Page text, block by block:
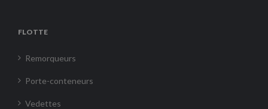
FLOTTE
Remorqueurs
Porte-conteneurs
Vedettes